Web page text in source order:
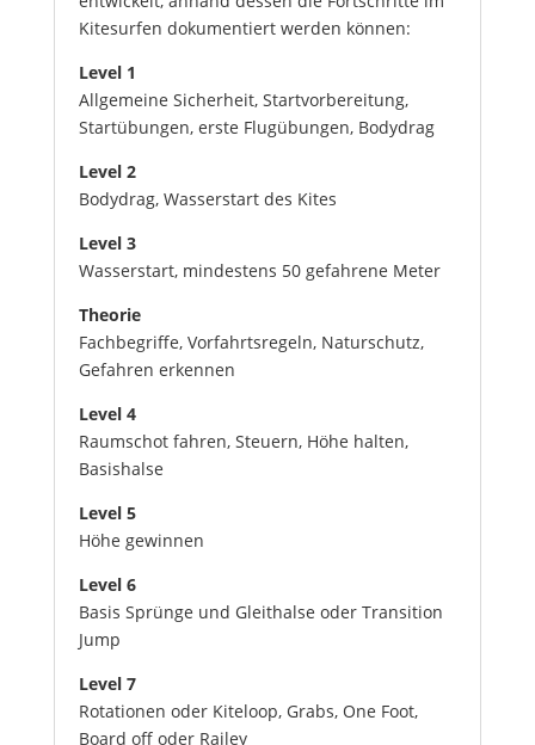
Kitesurfen dokumentiert werden können:
Level 1
Allgemeine Sicherheit, Startvorbereitung,
Startübungen, erste Flugübungen, Bodydrag
Level 2
Bodydrag, Wasserstart des Kites
Level 3
Wasserstart, mindestens 50 gefahrene Meter
Theorie
Fachbegriffe, Vorfahrtsregeln, Naturschutz,
Gefahren erkennen
Level 4
Raumschot fahren, Steuern, Höhe halten,
Basishalse
Level 5
Höhe gewinnen
Level 6
Basis Sprünge und Gleithalse oder Transition
Jump
Level 7
Rotationen oder Kiteloop, Grabs, One Foot,
Board off oder Railey